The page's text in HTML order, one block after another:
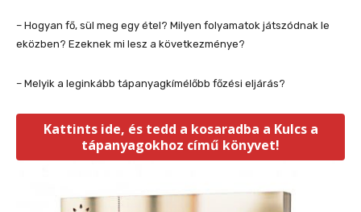
– Hogyan fő, sül meg egy étel? Milyen folyamatok játszódnak le
eközben? Ezeknek mi lesz a következménye?
– Melyik a leginkább tápanyagkímélőbb főzési eljárás?
Kattints ide, és tedd a kosaradba a Kulcs a
tápanyagokhoz című könyvet!